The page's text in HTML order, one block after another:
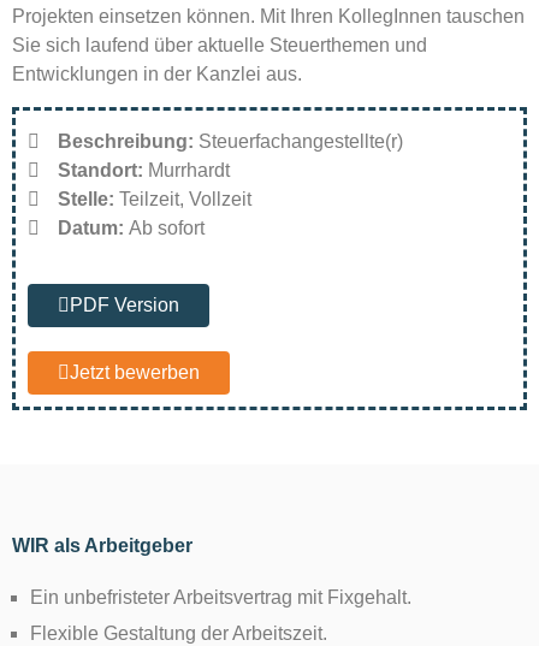
Projekten einsetzen können. Mit Ihren KollegInnen tauschen
Sie sich laufend über aktuelle Steuerthemen und
Entwicklungen in der Kanzlei aus.
Beschreibung: Steuerfachangestellte(r)
Standort: Murrhardt
Stelle: Teilzeit Vollzeit
Datum: Ab sofort
PDF Version
Jetzt bewerben
WIR als Arbeitgeber
Ein unbefristeter Arbeitsvertrag mit Fixgehalt.
Flexible Gestaltung der Arbeitszeit.